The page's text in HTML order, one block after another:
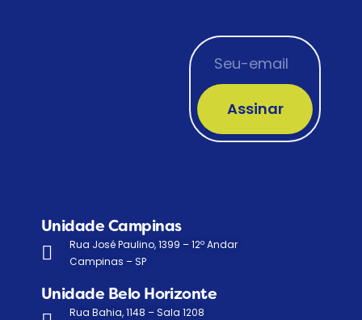
Assinar
Unidade Campinas
Rua José Paulino, 1399 – 12º Andar
Campinas – SP
Unidade Belo Horizonte
Rua Bahia, 1148 – Sala 1208